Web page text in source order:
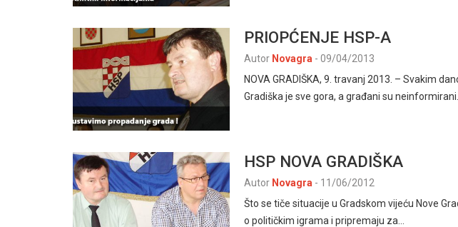
PRIOPĆENJE HSP-A
Autor Novagra - 09/04/2013
NOVA GRADIŠKA, 9. travanj 2013. – Svakim
Gradiška je sve gora, a građani su
HSP NOVA GRADIŠKA
Autor Novagra - 11/06/2012
Što se tiče situacije u Gradskom vijeću Nove
o političkim igrama i pripremaju za…